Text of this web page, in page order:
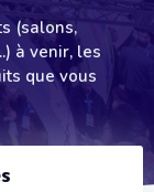
(salons,
à venir, les
que vous